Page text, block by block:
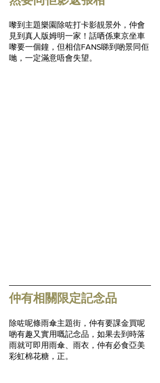
嚟到主題樂園除咗打卡影靚景外，仲會
見到真人版姆明一家！話哂係東京坐車
嚟要一個鐘，但相信FANS睇到啲景同佢
哋，一定滿意唔會失望。
仲有相關限定記念品
除咗呢條雨傘主題街，仲有要課金買呢
啲有趣又實用嘅記念品，如果去到時落
雨就可即用雨傘、雨衣，仲有必食亞美
彩虹棉花糖，正。